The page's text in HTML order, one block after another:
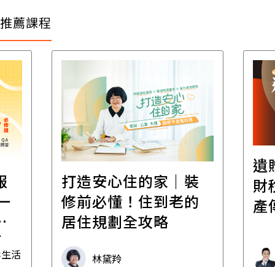
推薦課程
活
打造安心住的家｜裝
修前必懂！住到老的
居住規劃全攻略
林黛羚
遺
財
產